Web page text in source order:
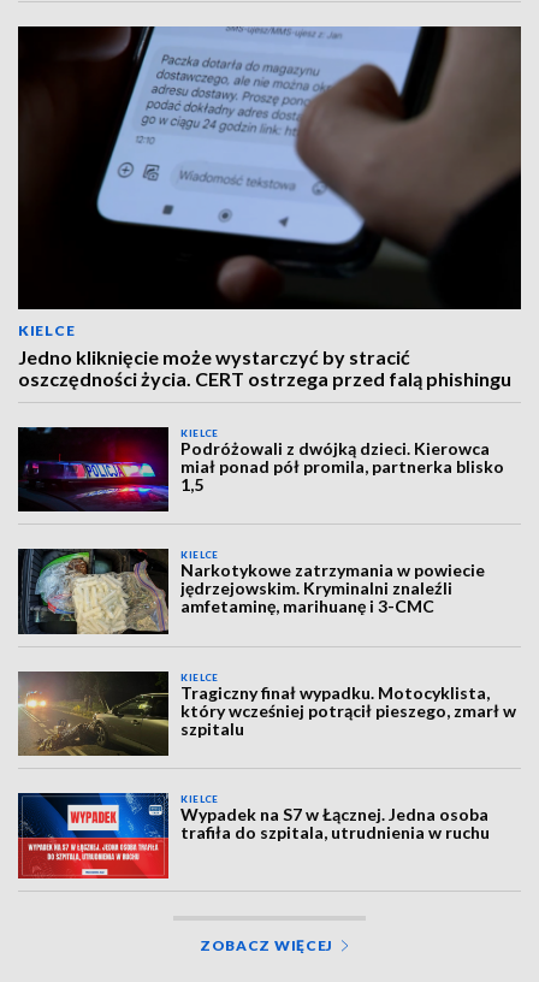
KIELCE
Jedno kliknięcie może wystarczyć by stracić
oszczędności życia. CERT ostrzega przed falą phishingu
KIELCE
Podróżowali z dwójką dzieci. Kierowca
miał ponad pół promila, partnerka blisko
1,5
KIELCE
Narkotykowe zatrzymania w powiecie
jędrzejowskim. Kryminalni znaleźli
amfetaminę, marihuanę i 3-CMC
KIELCE
Tragiczny finał wypadku. Motocyklista,
który wcześniej potrącił pieszego, zmarł w
szpitalu
KIELCE
Wypadek na S7 w Łącznej. Jedna osoba
trafiła do szpitala, utrudnienia w ruchu
ZOBACZ WIĘCEJ